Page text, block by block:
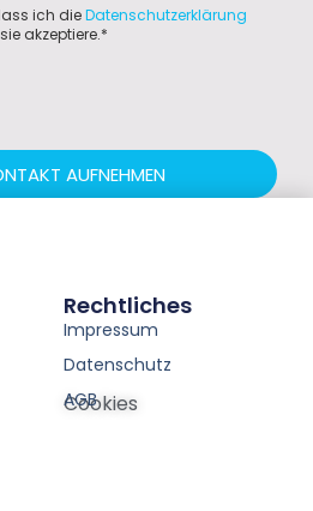
ich dieDatenschutzerklärung
akzeptiere.*
KONTAKT AUFNEHMEN
Rechtliches
Impressum
Datenschutz
AGB
Cookies